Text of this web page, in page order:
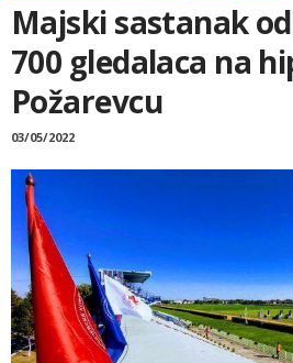
Majski sastanak
700 gledalaca na
Požarevcu
03/05/2022